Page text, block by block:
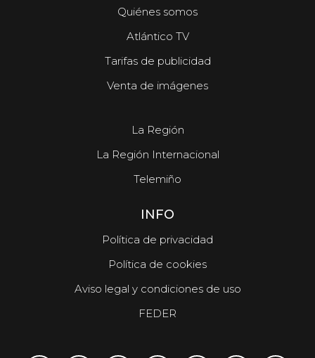
Quiénes somos
Atlántico TV
Tarifas de publicidad
Venta de imágenes
La Región
La Región Internacional
Telemiño
INFO
Política de privacidad
Política de cookies
Aviso legal y condiciones de uso
FEDER